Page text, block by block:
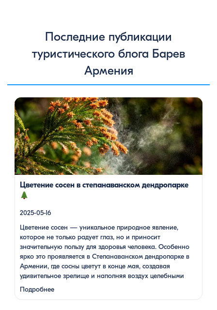
Последние публикации
туристического блога Барев
Армения
Цветение сосен — уникальное природное явление, которое
не только радует глаз, но и приносит значительную пользу
для здоровья человека. Особенно ярко это проявляется в
Степанаванском дендропарке в Армении, где сосны цветут в
конце мая, создавая удивительное зрелище и наполняя
воздух целебными веществами.Степанаванский
дендропарк: жемчужина Лорийской области
Степанаванский дендропарк, также известный как «Сочут»
Цветение сосен в степанаванском дендропарке
2025-05-16
Цветение сосен — уникальное природное явление,
которое не только радует глаз, но и приносит
значительную пользу для здоровья человека. Особенно
ярко это проявляется в Степанаванском дендропарке в
Армении, где сосны цветут в конце мая, создавая
удивительное зрелище и наполняя воздух целебными
веществами.
Лорийской области Степанаванский дендропарк, также
Подробнее